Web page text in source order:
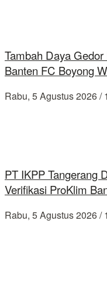
Tambah Daya
Banten FC Boyong
Rabu, 5 Agustus 2026 /
PT IKPP Tangerang
Verifikasi ProKlim
Rabu, 5 Agustus 2026 /